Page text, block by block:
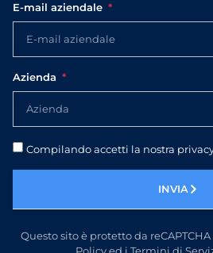
E-mail aziendale
Azienda
Compilando accetti la nostra
INVIA
Questo sito è protetto da